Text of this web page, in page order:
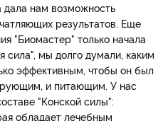
дала нам возможность
результатов. Еще
"Биомастер" только начала
сила", мы долго думали, каким
эффективным, чтобы он был
и питающим. У нас
"Конской силы":
обладает лечебным